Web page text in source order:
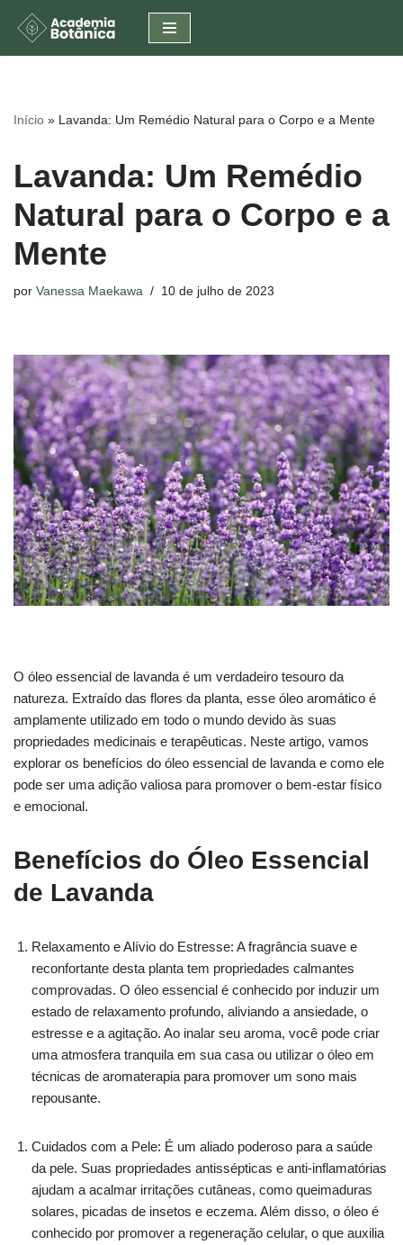
Pular
conteúdo
Início » Lavanda: Um Remédio Natural para o Corpo e a Mente
Lavanda: Um Remédio
Natural para o Corpo e a
Mente
por Vanessa Maekawa 10 de julho de 2023
O óleo essencial de lavanda é um verdadeiro tesouro da
natureza. Extraído das flores da planta, esse óleo aromático é
amplamente utilizado em todo o mundo devido às suas
propriedades medicinais e terapêuticas. Neste artigo, vamos
explorar os benefícios do óleo essencial de lavanda e como ele
pode ser uma adição valiosa para promover o bem-estar físico
e emocional.
Benefícios do Óleo Essencial
de Lavanda
Relaxamento e Alívio do Estresse: A fragrância suave e
reconfortante desta planta tem propriedades calmantes
comprovadas. O óleo essencial é conhecido por induzir um
estado de relaxamento profundo, aliviando a ansiedade, o
estresse e a agitação. Ao inalar seu aroma, você pode criar
uma atmosfera tranquila em sua casa ou utilizar o óleo em
técnicas de aromaterapia para promover um sono mais
repousante.
Cuidados com a Pele: É um aliado poderoso para a saúde
da pele. Suas propriedades antissépticas e anti-inflamatórias
ajudam a acalmar irritações cutâneas, como queimaduras
solares, picadas de insetos e eczema. Além disso, o óleo é
conhecido por promover a regeneração celular, o que auxilia